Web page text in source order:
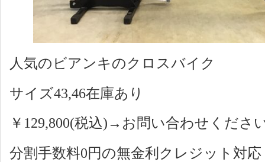
人気のビアンキのクロスバイク
サイズ43,46在庫あり
￥129,800(税込)→お問い合わせくださ
分割手数料0円の無金利クレジット対